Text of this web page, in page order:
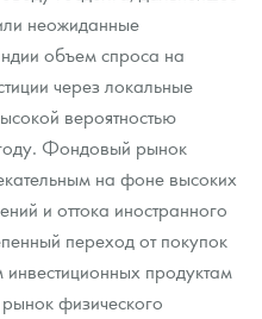
неожиданные
объем спроса на
через локальные
вероятностью
Фондовый рынок
на фоне высоких
и оттока иностранного
переход от покупок
продуктам
физического